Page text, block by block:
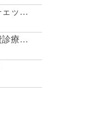
噛み合わせのチェックはできますか？
保険診療と自費診療の違いはなんですか？